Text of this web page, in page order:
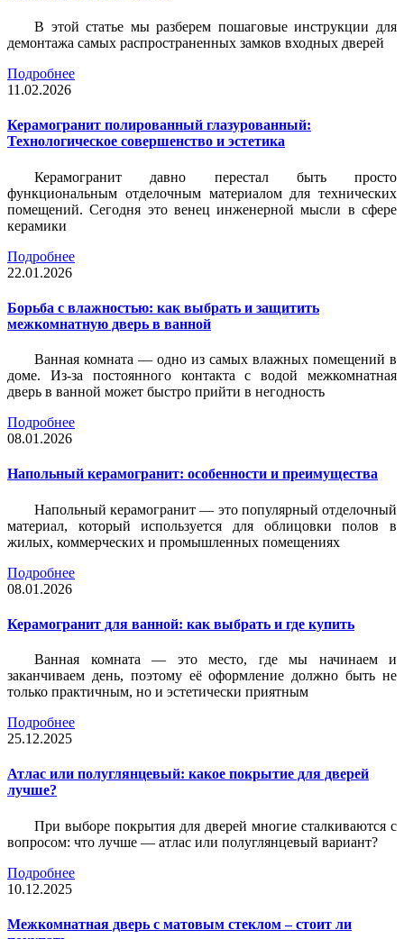
В этой статье мы разберем пошаговые инструкции для
демонтажа самых распространенных замков входных дверей
Подробнее
11.02.2026
Керамогранит полированный глазурованный:
Технологическое совершенство и эстетика
Керамогранит давно перестал быть просто
функциональным отделочным материалом для технических
помещений. Сегодня это венец инженерной мысли в сфере
керамики
Подробнее
22.01.2026
Борьба с влажностью: как выбрать и защитить
межкомнатную дверь в ванной
Ванная комната — одно из самых влажных помещений в
доме. Из-за постоянного контакта с водой межкомнатная
дверь в ванной может быстро прийти в негодность
Подробнее
08.01.2026
Напольный керамогранит: особенности и преимущества
Напольный керамогранит — это популярный отделочный
материал, который используется для облицовки полов в
жилых, коммерческих и промышленных помещениях
Подробнее
08.01.2026
Керамогранит для ванной: как выбрать и где купить
Ванная комната — это место, где мы начинаем и
заканчиваем день, поэтому её оформление должно быть не
только практичным, но и эстетически приятным
Подробнее
25.12.2025
Атлас или полуглянцевый: какое покрытие для дверей
лучше?
При выборе покрытия для дверей многие сталкиваются с
вопросом: что лучше — атлас или полуглянцевый вариант?
Подробнее
10.12.2025
Межкомнатная дверь с матовым стеклом – стоит ли